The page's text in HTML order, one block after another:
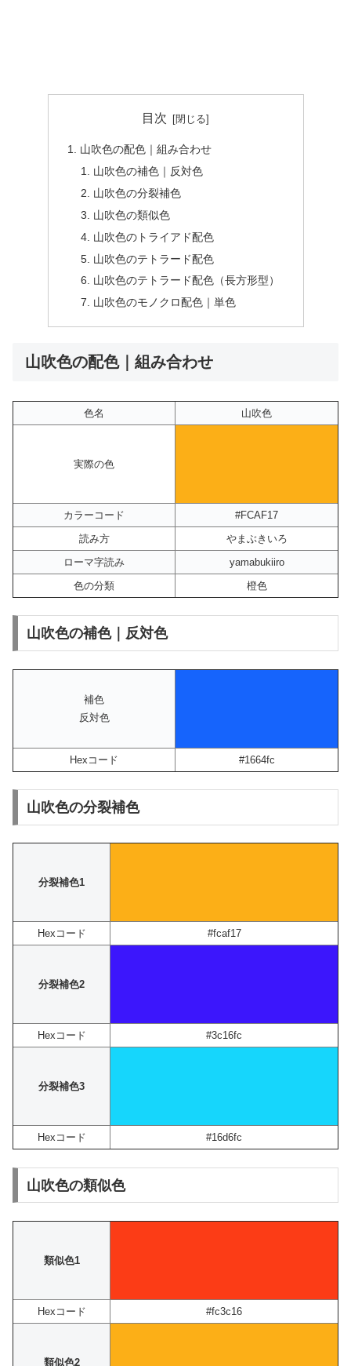
目次
山吹色の配色｜組み合わせ
山吹色の補色｜反対色
山吹色の分裂補色
山吹色の類似色
山吹色のトライアド配色
山吹色のテトラード配色
山吹色のテトラード配色（長方形型）
山吹色のモノクロ配色｜単色
山吹色の配色｜組み合わせ
色名 山吹色
実際の色
カラーコード
#FCAF17
読み方
やまぶきいろ
ローマ字読み
yamabukiiro
色の分類
橙色
山吹色の補色｜反対色
補色
反対色
Hexコード #1664fc
山吹色の分裂補色
分裂補色1
Hexコード #fcaf17
分裂補色2
Hexコード #3c16fc
分裂補色3
Hexコード #16d6fc
山吹色の類似色
類似色1
Hexコード #fc3c16
類似色2